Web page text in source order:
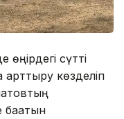
сүтті
арттыру көзделіп